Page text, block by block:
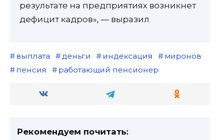
результате на предприятиях возникнет
дефицит кадров», — выразил
выплата деньги индексация
миронов
пенсия
работающий пенсионер
Рекомендуем почитать: